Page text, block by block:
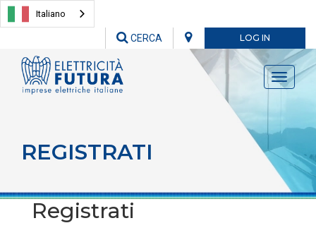
Italiano
LOG IN
CERCA
Toggle
REGISTRATI
Registrati